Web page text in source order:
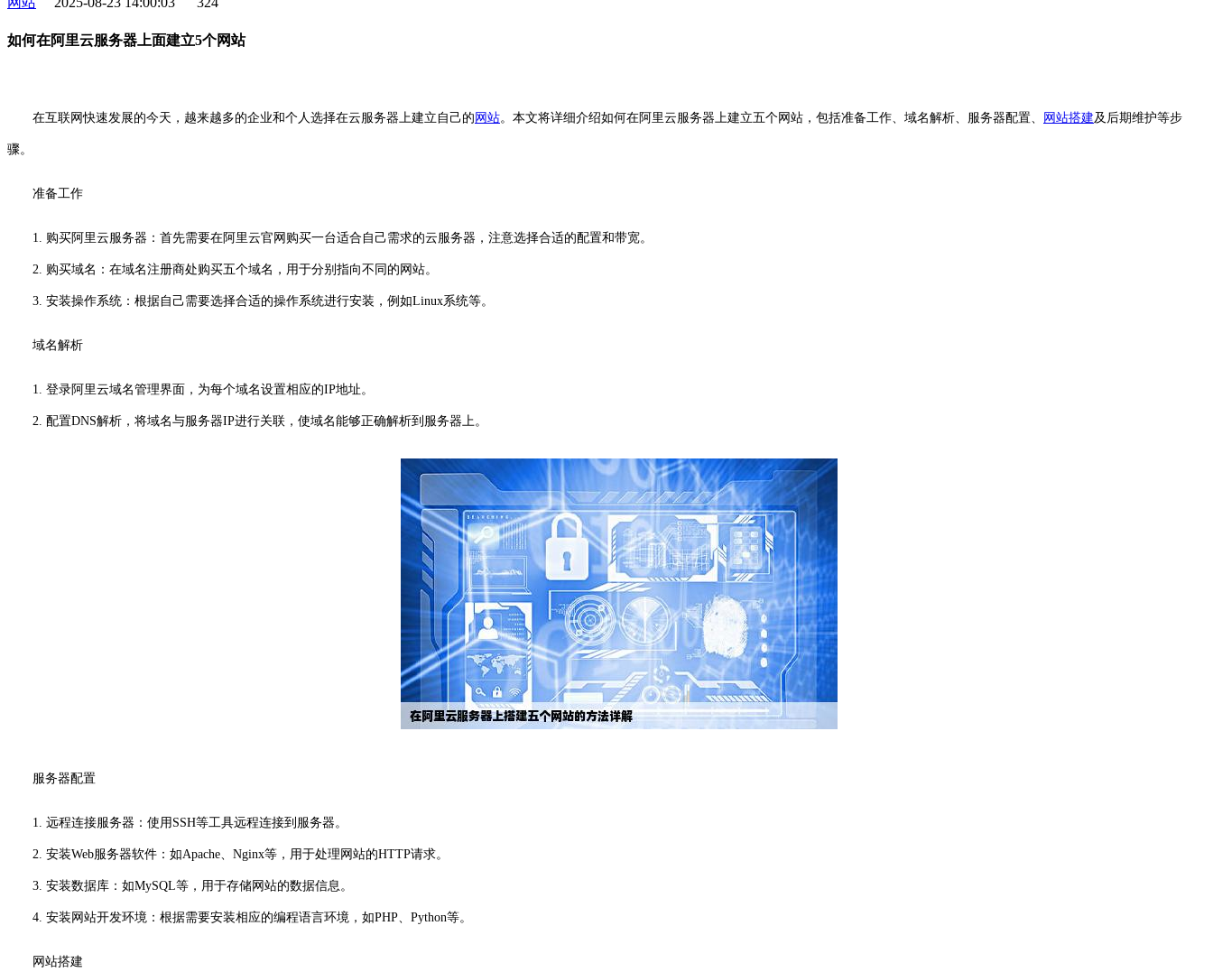
如何在阿里云服务器上面建立5个网站
在互联网快速发展的今天，越来越多的企业和个人选择在云服务器上建立自己的 网站。本文将详细介绍如何在阿里云服务器上建立五个网站，包括准备工作、域名解析、服务器配置、 网站搭建及后期维护等步
骤。
准备工作
1. 购买阿里云服务器：首先需要在阿里云官网购买一台适合自己需求的云服务器，注意选择合适的配置和带宽。
2. 购买域名：在域名注册商处购买五个域名，用于分别指向不同的网站。
3. 安装操作系统：根据自己需要选择合适的操作系统进行安装，例如Linux系统等。
域名解析
1. 登录阿里云域名管理界面，为每个域名设置相应的IP地址。
2. 配置DNS解析，将域名与服务器IP进行关联，使域名能够正确解析到服务器上。
服务器配置
1. 远程连接服务器：使用SSH等工具远程连接到服务器。
2. 安装Web服务器软件：如Apache、Nginx等，用于处理网站的HTTP请求。
3. 安装数据库：如MySQL等，用于存储网站的数据信息。
4. 安装网站开发环境：根据需要安装相应的编程语言环境，如PHP、Python等。
网站搭建